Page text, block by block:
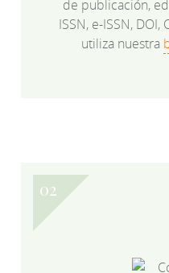
de publicación,
ISSN, e-ISSN,
utiliza nuestra